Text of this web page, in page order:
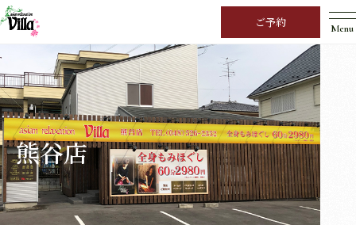
ご予約 Menu
熊谷店